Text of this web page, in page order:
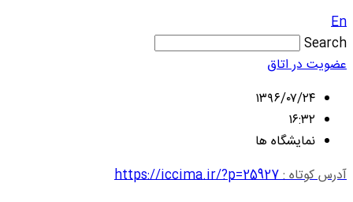
En
Search
عضویت در اتاق
۱۳۹۶/۰۷/۲۴
۱۶:۳۲
نمایشگاه ها
آدرس کوتاه :https://iccima.ir/?p=25927